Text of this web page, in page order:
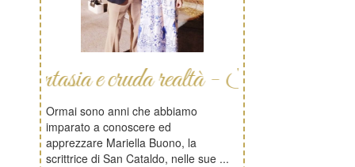
e cruda realtà - Sicily
Ormai sono anni che abbiamo
imparato a conoscere ed
apprezzare Mariella Buono, la
scrittrice di San Cataldo, nelle sue ...